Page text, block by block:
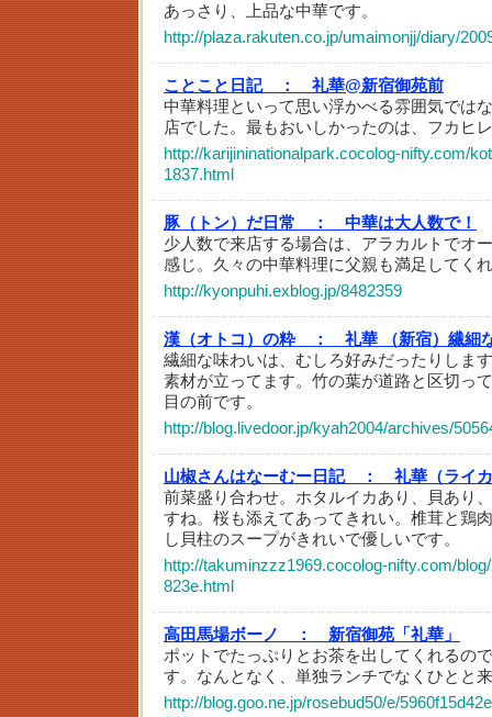
あっさり、上品な中華です。
http://plaza.rakuten.co.jp/umaimonjj/diary/
ことこと日記 ：
礼華@新宿御苑前
中華料理といって思い浮かべる雰囲気では
店でした。最もおいしかったのは、フカヒ
http://karijininationalpark.cocolog-nifty.com/
1837.html
豚（トン）だ日常 ：
中華は大人数で！
少人数で来店する場合は、アラカルトでオ
感じ。久々の中華料理に父親も満足してく
http://kyonpuhi.exblog.jp/8482359
漢（オトコ）の粋 ：
礼華 （新宿）繊細
繊細な味わいは、むしろ好みだったりしま
素材が立ってます。竹の葉が道路と区切っ
目の前です。
http://blog.livedoor.jp/kyah2004/archives/
山椒さんはなーむー日記 ：
礼華（ライ
前菜盛り合わせ。ホタルイカあり、貝あり
すね。桜も添えてあってきれい。椎茸と鶏
し貝柱のスープがきれいで優しいです。
http://takuminzzz1969.cocolog-nifty.com/
823e.html
高田馬場ボーノ ：
新宿御苑「礼華」
ポットでたっぷりとお茶を出してくれるの
す。なんとなく、単独ランチでなくひとと
http://blog.goo.ne.jp/rosebud50/e/